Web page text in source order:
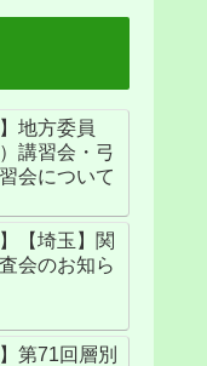
地方委員
講習会・弓
会について
【埼玉】関
会のお知ら
第71回層別